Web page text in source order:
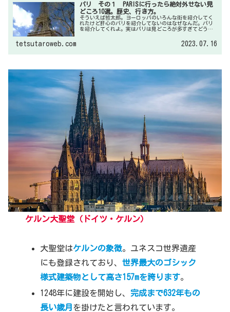
パリ その１ PARISに行ったら絶対外せない見
どころ10選。歴史、行き方。
そういえば哲太郎。ヨーロッパのいろんな街を紹介してく
れたけど肝心のパリを紹介してないのはなぜなんだ。パリ
を紹介してくれよ。実はパリは見どころが多すぎてどう纏
tetsutaroweb.com 2023.07.16
ケルン大聖堂 （ドイツ・ケルン）
大聖堂はケルンの象徴。ユネスコ世界遺産
にも登録されており、世界最大のゴシック
様式建築物として高さ157mを誇ります。
1248年に建設を開始し、 完成まで632年もの
長い歳月 を掛けたと言われています。